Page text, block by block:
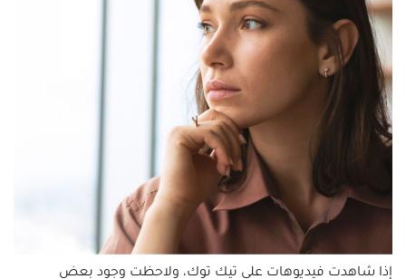
إذا شاهدت فيديوهات على تيك توك، ولاحظت وجود بعض